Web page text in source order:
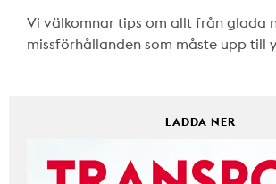
Vi välkomnar tips om allt från glada
missförhållanden som måste upp till
LADDA NER